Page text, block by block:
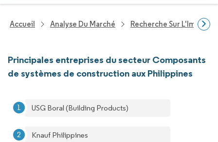
Accueil Analyse Du Marché Recherche Sur
Principales entreprises du secteur Composants
de systèmes de construction aux Philippines
USG Boral (Building Products)
Knauf Philippines